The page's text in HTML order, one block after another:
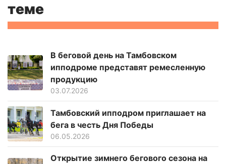
теме
В беговой день на Тамбовском
ипподроме представят ремесленную
продукцию
03.07.2026
Тамбовский ипподром приглашает на
бега в честь Дня Победы
06.05.2026
Открытие зимнего бегового сезона на